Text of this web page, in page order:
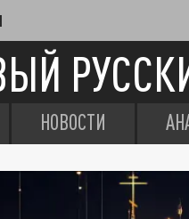
НОВОСТИ